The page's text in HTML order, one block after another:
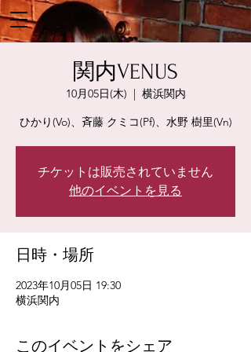
関内VENUS
10月05日(木)
  |
横浜関内
ひかり(Vo)、斉藤 クミコ(Pf)、水野 樹里(Vn)
チケットは販売されていません
他のイベントを見る
日時・場所
2023年10月05日 19:30
横浜関内
このイベントをシェア